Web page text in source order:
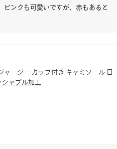
ピンクも可愛いですが、赤もあると
ャージー カップ付き キャミソール 日
ャブル加工